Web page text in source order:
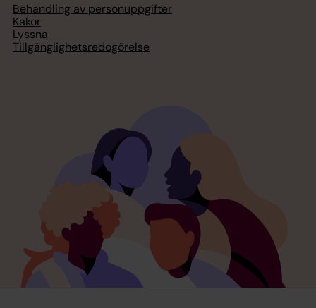
Behandling av personuppgifter
Kakor
Lyssna
Tillgänglighetsredogörelse